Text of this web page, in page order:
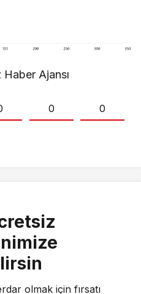
Ajansı
0 0
olmak için fırsatı